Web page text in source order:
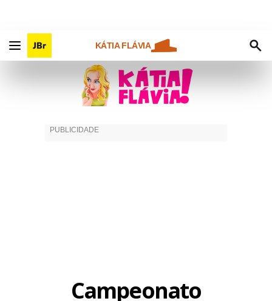
KÁTIA FLÁVIA
Campeonato